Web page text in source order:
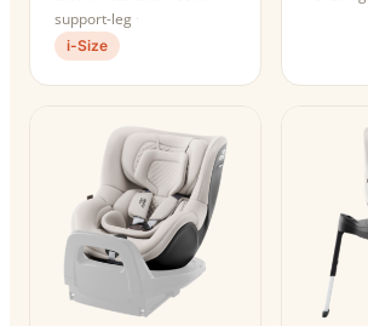
support-leg
i-Size